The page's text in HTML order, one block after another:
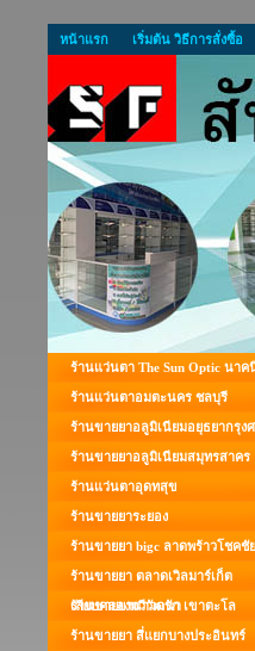
หน้าแรก เริ่มต้น วิธีการสั่งซื้อ
ร้านแว่นตา The Sun Optic นาค
ร้านแว่นตาอมตะนคร ชลบุรี
ร้านขายยาอลูมิเนียมอยุธยากรุง
ร้านขายยาอลูมิเนียมสมุทรสาคร
ร้านแว่นตาอุดทสุข
ร้านขายยาระยอง
ร้านขายยา bigc ลาดพร้าวโชคชั
ร้านขายยา ตลาดเวิลมาร์เก็ต
เลียบคลองทวีวัฒนา
ร้านขายยานาวดรัก เขาตะโล
ร้านขายยา สี่แยกบางประอินทร์